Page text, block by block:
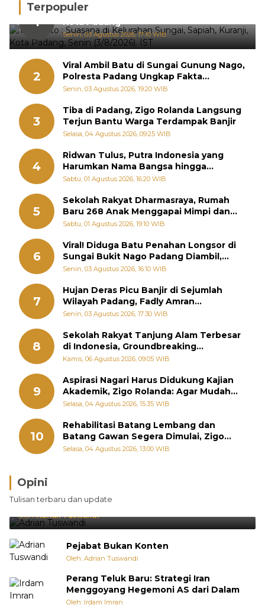
Terpopuler
1
Hujan Deras, 15 Titik Banjir Terdeteksi di
Kota Padang
Senin, 03 Agustus 2026, 17:10 WIB
2
Viral Ambil Batu di Sungai Gunung Nago,
Polresta Padang Ungkap Fakta
Sebenarnya
Senin, 03 Agustus 2026, 19:20 WIB
3
Tiba di Padang, Zigo Rolanda Langsung
Terjun Bantu Warga Terdampak Banjir
Selasa, 04 Agustus 2026, 09:25 WIB
4
Ridwan Tulus, Putra Indonesia yang
Harumkan Nama Bangsa hingga
Diabadikan dalam Buku Jepang
Sabtu, 01 Agustus 2026, 16:20 WIB
5
Sekolah Rakyat Dharmasraya, Rumah
Baru 268 Anak Menggapai Mimpi dan
Memutus Rantai Kemiskinan
Sabtu, 01 Agustus 2026, 19:10 WIB
6
Viral! Diduga Batu Penahan Longsor di
Sungai Bukit Nago Padang Diambil,
Warga Khawatir Bencana Terulang
Senin, 03 Agustus 2026, 16:10 WIB
7
Hujan Deras Picu Banjir di Sejumlah
Wilayah Padang, Fadly Amran
Perintahkan OPD Siaga
Senin, 03 Agustus 2026, 17:30 WIB
8
Sekolah Rakyat Tanjung Alam Terbesar
di Indonesia, Groundbreaking
September
Kamis, 06 Agustus 2026, 09:05 WIB
9
Aspirasi Nagari Harus Didukung Kajian
Akademik, Zigo Rolanda: Agar Mudah
Diperjuangkan di Kementerian
Selasa, 04 Agustus 2026, 15:35 WIB
10
Rehabilitasi Batang Lembang dan
Batang Gawan Segera Dimulai, Zigo
Rolanda Pastikan Proyek Berjalan
Selasa, 04 Agustus 2026, 13:00 WIB
Opini
Tulisan terbaru dan update
Brasil Lebih Diunggulkan, tetapi Jepang Selalu
Punya Cara Membuat Kejutan
Oleh:Adrian Tuswandi
Pejabat Bukan Konten
Oleh: Adrian Tuswandi
Perang Teluk Baru: Strategi Iran
Menggoyang Hegemoni AS dari Dalam
Oleh: Irdam Imran